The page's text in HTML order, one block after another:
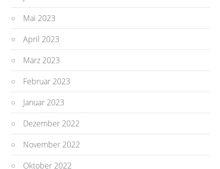
Mai 2023
April 2023
März 2023
Februar 2023
Januar 2023
Dezember 2022
November 2022
Oktober 2022